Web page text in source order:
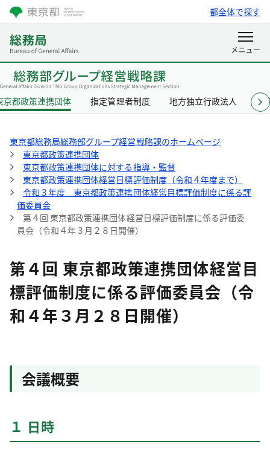
都全体で探す
京都政策連携団体 指定管理者制度 地方独立行政法人 東
東京都総務局総務部グループ経営戦略課のホームページ
東京都政策連携団体
東京都政策連携団体に対する指導・監督
東京都政策連携団体経営目標評価制度（令和４年度まで）
令和３年度 東京都政策連携団体経営目標評価制度に係る評
価委員会
第４回 東京都政策連携団体経営目標評価制度に係る評価委
員会（令和４年３月２８日開催）
第４回 東京都政策連携団体経営目
標評価制度に係る評価委員会（令
和４年３月２８日開催）
会議概要
１ 日時